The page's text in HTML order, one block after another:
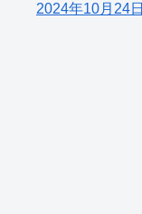
2024年10月24日